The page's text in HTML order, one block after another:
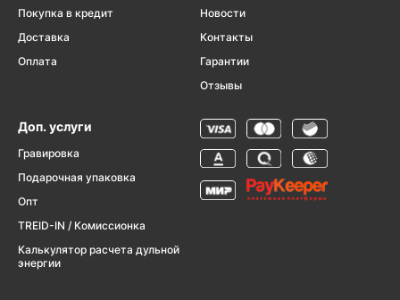
Покупка в кредит
Доставка
Оплата
Новости
Контакты
Гарантии
Отзывы
Доп. услуги
Гравировка
Подарочная упаковка
Опт
TREID-IN / Комиссионка
Калькулятор расчета дульной
энергии